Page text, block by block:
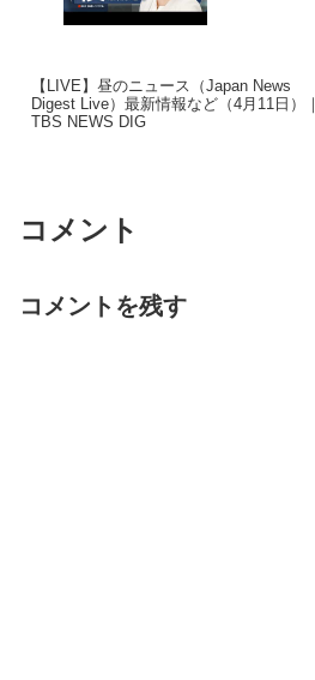
【LIVE】昼のニュース（Japan News
Digest Live）最新情報など（4月11日）｜
TBS NEWS DIG
コメント
コメントを残す